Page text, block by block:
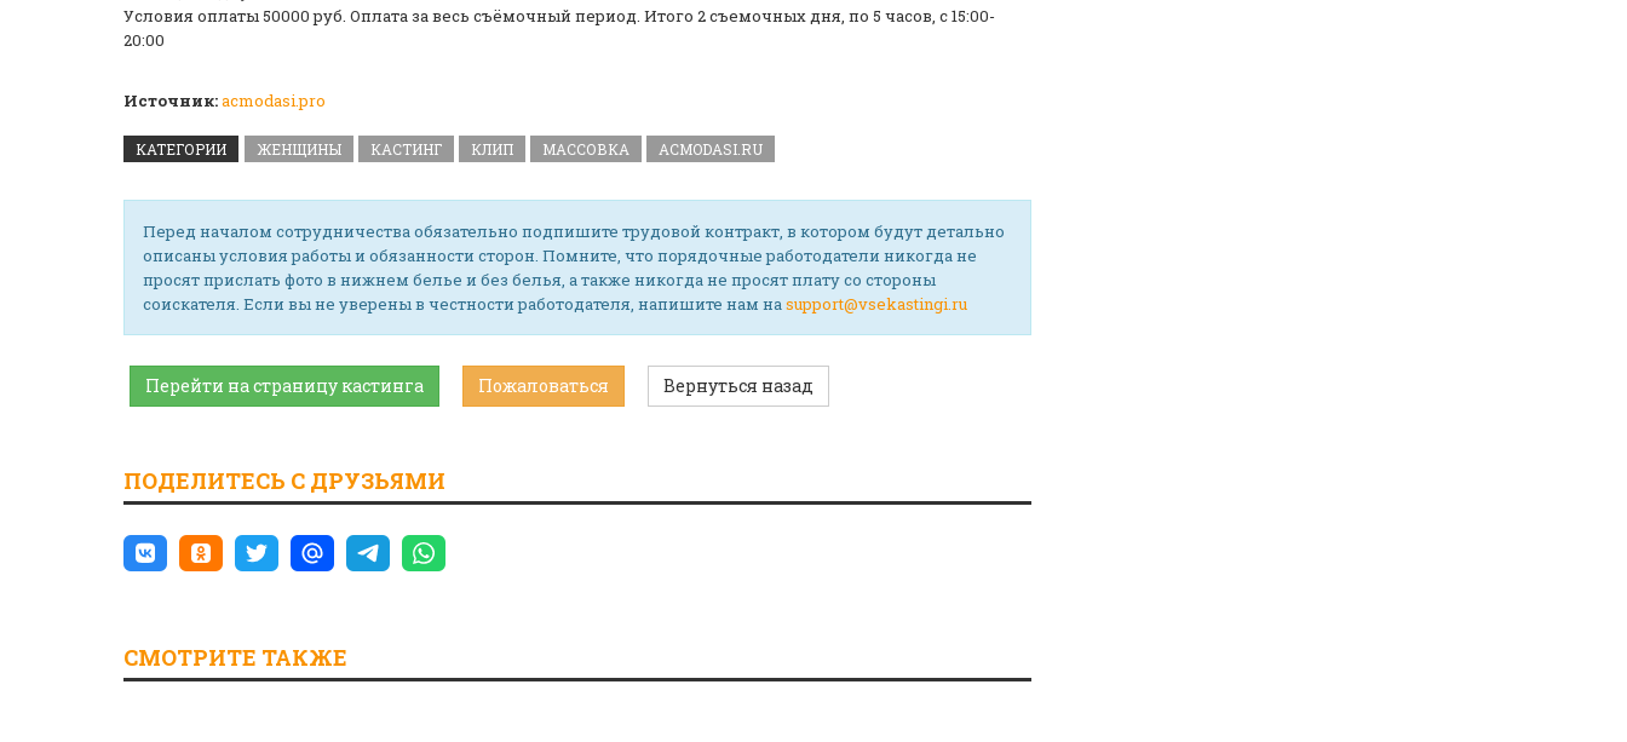
Условия оплаты 50000 руб. Оплата за весь съёмочный период. Итого 2 съемочных дня, по 5 часов, с 15:00-
20:00
Источник:acmodasi.pro
КАТЕГОРИИ ЖЕНЩИНЫ КАСТИНГ КЛИП МАССОВКА ACMODASI.RU
Перед началом сотрудничества обязательно подпишите трудовой контракт, в котором будут детально
описаны условия работы и обязанности сторон. Помните, что порядочные работодатели никогда не
просят прислать фото в нижнем белье и без белья, а также никогда не просят плату со стороны
соискателя. Если вы не уверены в честности работодателя, напишите нам наsupport@vsekastingi.ru
Перейти на страницу кастинга Пожаловаться Вернуться назад
ПОДЕЛИТЕСЬ С ДРУЗЬЯМИ
СМОТРИТЕ ТАКЖЕ